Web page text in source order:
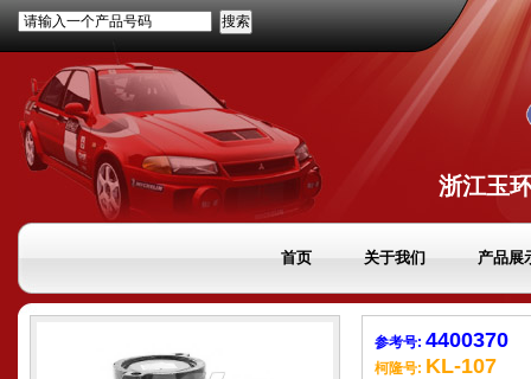
请输入一个产品号码
浙江玉
首页 关于我们 产品展
参考号: 4400370
柯隆号: KL-107